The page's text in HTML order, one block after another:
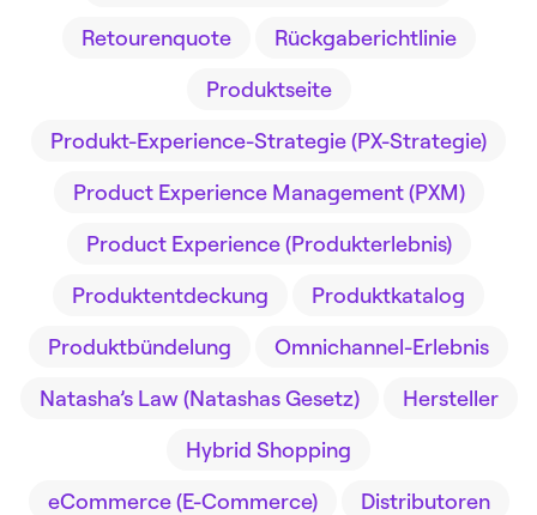
Retourenquote
Rückgaberichtlinie
Produktseite
Produkt-Experience-Strategie (PX-Strategie)
Product Experience Management (PXM)
Product Experience (Produkterlebnis)
Produktentdeckung
Produktkatalog
Produktbündelung
Omnichannel-Erlebnis
Natasha’s Law (Natashas Gesetz)
Hersteller
Hybrid Shopping
eCommerce (E-Commerce)
Distributoren